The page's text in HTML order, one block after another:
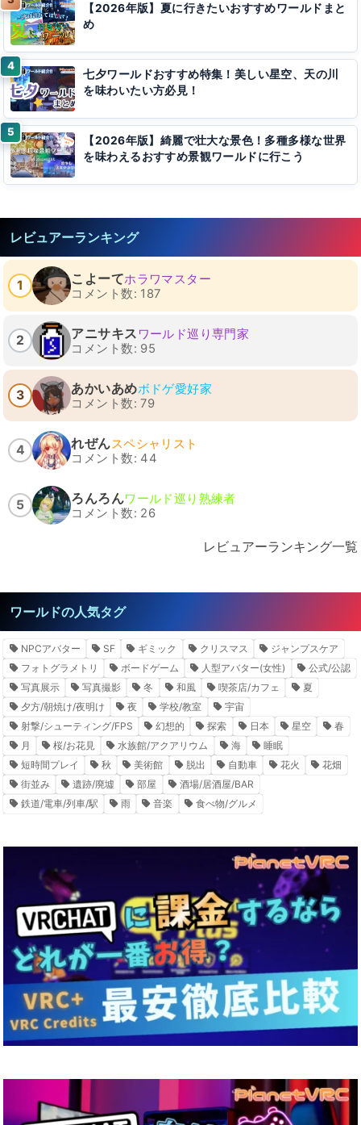
【2026年版】夏に行きたいおすすめワールドまと
め
七夕ワールドおすすめ特集！美しい星空、天の川
を味わいたい方必見！
【2026年版】綺麗で壮大な景色！多種多様な世界
を味わえるおすすめ景観ワールドに行こう
レビュアーランキング
1 こよーてホラワマスター
コメント数: 187
2 アニサキス ワールド巡り専門家
コメント数: 95
3 あかいあめボドゲ愛好家
コメント数: 79
4 れぜんスペシャリスト
コメント数: 44
5 ろんろんワールド巡り熟練者
コメント数: 26
レビュアーランキング一覧
ワールドの人気タグ
NPCアバター SF ギミック クリスマス
ジャンプスケア
フォトグラメトリ
ボードゲーム 人型アバター(女性)
公式/公認
写真展示
写真撮影 冬 和風 喫茶店/カフェ
夏
夕方/朝焼け/夜明け
夜 学校/教室
宇宙
射撃/シューティング/FPS
幻想的 探索 日本 星空
春
月
桜/お花見 水族館/アクアリウム 海
睡眠
短時間プレイ
秋 美術館 脱出 自動車 花火
花畑
街並み
遺跡/廃墟 部屋
酒場/居酒屋/BAR
鉄道/電車/列車/駅
雨 音楽 食べ物/グルメ